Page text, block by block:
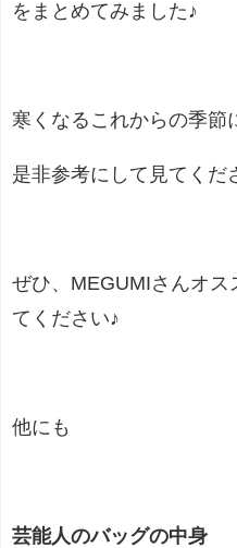
をまとめてみました♪
寒くなるこれからの季節
是非参考にして見てくだ
ぜひ、MEGUMIさんオ
てください♪
他にも
芸能人のバッグの中身